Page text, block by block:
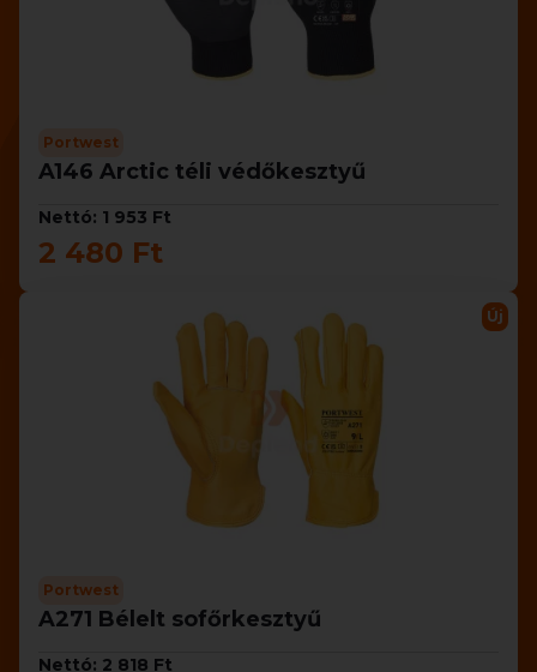
Portwest
A146 Arctic téli védőkesztyű
Nettó: 1 953 Ft
2 480 Ft
Új
Portwest
A271 Bélelt sofőrkesztyű
Nettó: 2 818 Ft